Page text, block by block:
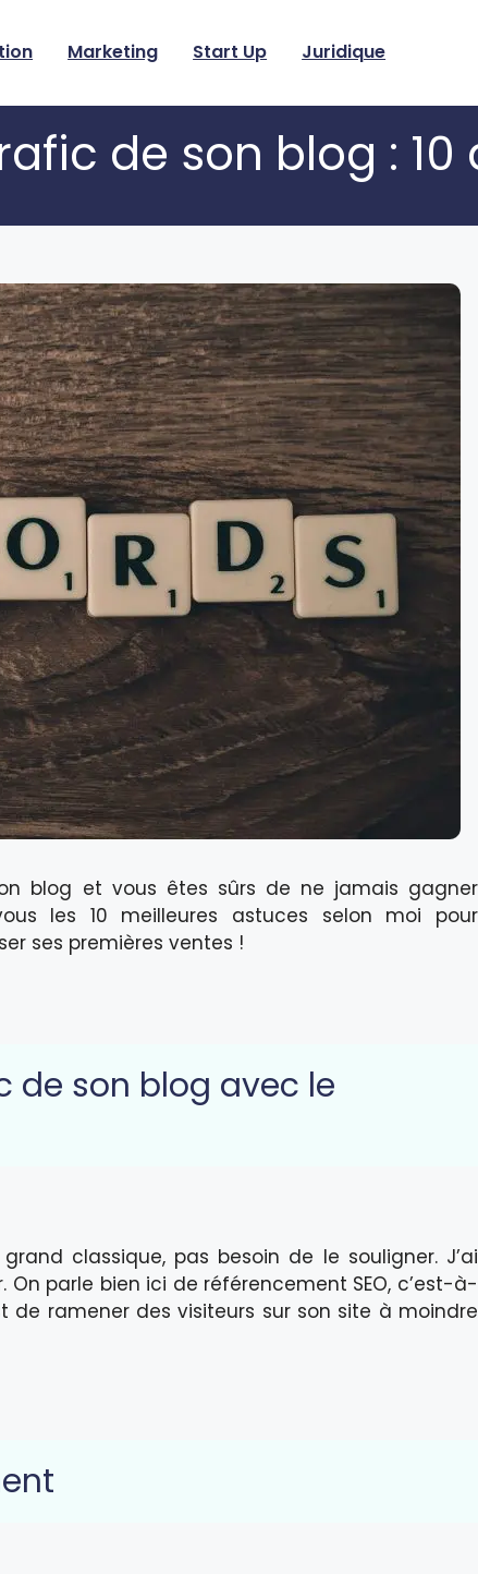
Marketing Start Up Juridique
de son blog : 10
blog et vous êtes sûrs de ne jamais gagner
les 10 meilleures astuces selon moi pour
ses premières ventes !
de son blog avec le
classique, pas besoin de le souligner. J’ai
On parle bien ici de référencement SEO, c’est-à-
de ramener des visiteurs sur son site à moindre